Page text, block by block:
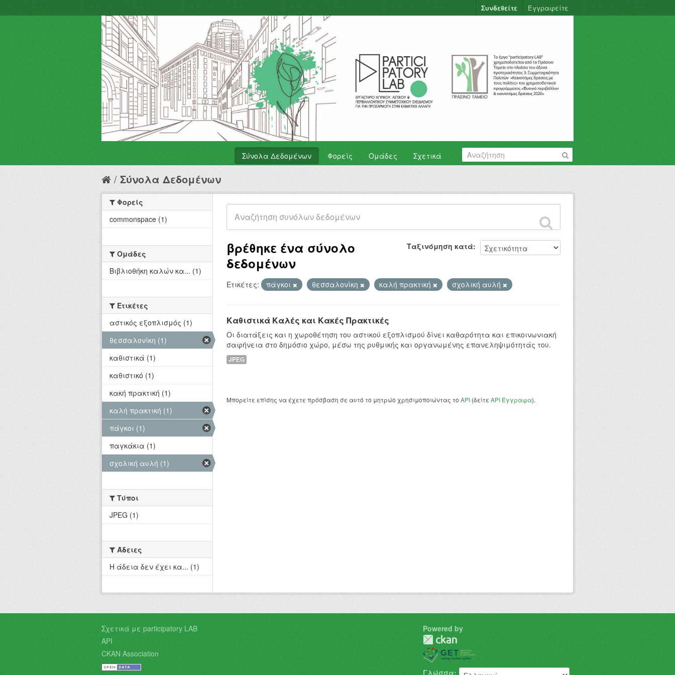
Συνδεθείτε Εγγραφείτε
Σύνολα Δεδομένων Φορείς Ομάδες Σχετικά
Σύνολα Δεδομένων
Ταξινόμηση κατά
βρέθηκε ένα σύνολο
δεδομένων
Ετικέτες: πάγκοι θεσσαλονίκη καλή πρακτική σχολική αυλή
Καθιστικά Καλές και Κακές Πρακτικές
Οι διατάξεις και η χωροθέτηση του αστικού εξοπλισμού δίνει καθαρότητα και επικοινωνιακή
σαφήνεια στο δημόσιο χώρο, μέσω της ρυθμικής και οργανωμένης επανεληψιμότητάς του.
JPEG
Μπορείτε επίσης να έχετε πρόσβαση σε αυτό το μητρώο χρησιμοποιώντας το API (δείτε API Έγγραφα).
Φορείς
commonspace (1)
Ομάδες
Βιβλιοθήκη καλών κα... (1)
Ετικέτες
αστικός εξοπλισμός (1)
θεσσαλονίκη (1)
καθιστικά (1)
καθιστικό (1)
κακή πρακτική (1)
καλή πρακτική (1)
πάγκοι (1)
παγκάκια (1)
σχολική αυλή (1)
Τύποι
JPEG (1)
Άδειες
Η άδεια δεν έχει κα... (1)
Σχετικά με participatory LAB
API
CKAN Association
Powered by
Γλώσσα